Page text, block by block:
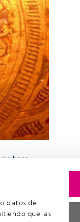
datos de
que las
hora